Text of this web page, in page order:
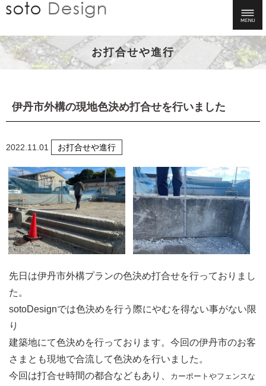
お打合せや進行
伊丹市外構の現地色決め打合せを行いました
2022.11.01 お打合せや進行
先日は伊丹市外構プランの色決め打合せを行っておりまし
た。
sotoDesignでは色決めを行う際にやむを得ない事がない限
り
建築地にて色決めを行っております。今回の伊丹市のお客
さまとも現地で合流して色決めを行いました。
今回は打合せ時間の都合などもあり、
カーポートやフェンスな